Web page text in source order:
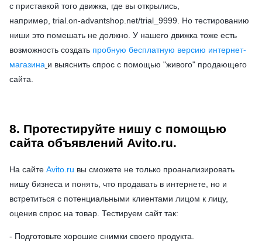
с приставкой того движка, где вы открылись,
например, trial.on-advantshop.net/trial_9999. Но тестированию
ниши это помешать не должно. У нашего движка тоже есть
возможность создать пробную бесплатную версию интернет-
магазина и выяснить спрос с помощью "живого" продающего
сайта.
8. Протестируйте нишу с помощью
сайта объявлений Avito.ru.
На сайте Avito.ru вы сможете не только проанализировать
нишу бизнеса и понять, что продавать в интернете, но и
встретиться с потенциальными клиентами лицом к лицу,
оценив спрос на товар. Тестируем сайт так:
- Подготовьте хорошие снимки своего продукта.